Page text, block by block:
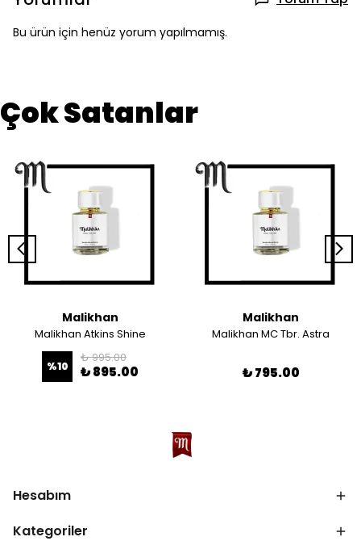
Bu ürün için henüz yorum yapılmamış.
Çok Satanlar
Malikhan
Malikhan Atkins Shine
%10
₺ 995.00
₺ 895.00
Malikhan
Malikhan MC Tbr. Astra
₺ 795.00
Hesabım
Kategoriler